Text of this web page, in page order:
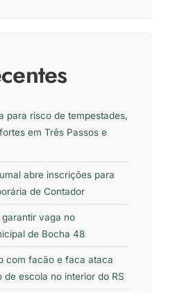
para risco de tempestades,
em Três Passos e
abre inscrições para
de Contador
vaga no
de Bocha 48
com facão e faca ataca
de escola no interior do RS